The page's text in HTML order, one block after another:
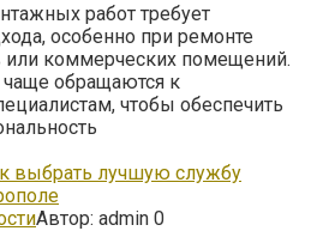
работ требует
особенно при ремонте
или коммерческих помещений.
обращаются к
чтобы обеспечить
выбрать лучшую службу
Автор: admin 0